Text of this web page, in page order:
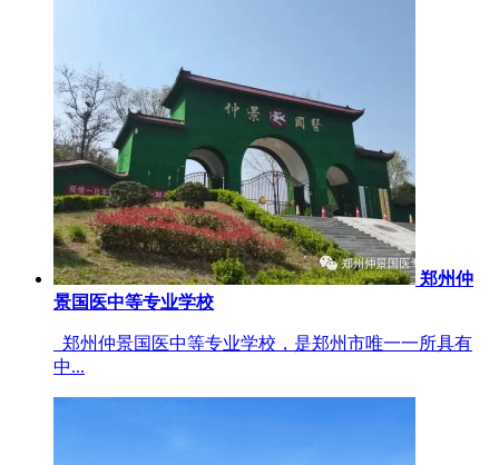
郑州仲
景国医中等专业学校
郑州仲景国医中等专业学校，是郑州市唯一一所具有
中...